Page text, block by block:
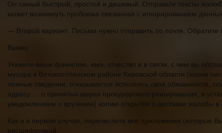
Он самый быстрый, простой и дешевый. Отправьте тексты
может возникнуть проблема связанная с игнорированием
— Второй вариант. Письма нужно отправить по почте.
Важно
Укажите ваши фамилию, имя, отчество и в связи, с чем вы
мусора в Вятскополянском районе Кировской области (копия
ложные сведения, отказывается исполнять свои обязанности,
адресу … о принятых мерах прокурорского реагирования, в
уведомлением о вручении) копию открытки о доставки жалобы в
Как и в первом случае, перечислите все приложения (которые
расшифровкой.